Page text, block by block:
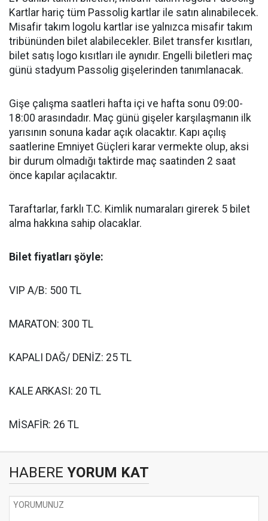
Kartlar hariç tüm Passolig kartlar ile satın alınabilecek.
Misafir takım logolu kartlar ise yalnızca misafir takım
tribününden bilet alabilecekler. Bilet transfer kısıtları,
bilet satış logo kısıtları ile aynıdır. Engelli biletleri maç
günü stadyum Passolig gişelerinden tanımlanacak.
Gişe çalışma saatleri hafta içi ve hafta sonu 09:00-
18:00 arasındadır. Maç günü gişeler karşılaşmanın ilk
yarısının sonuna kadar açık olacaktır. Kapı açılış
saatlerine Emniyet Güçleri karar vermekte olup, aksi
bir durum olmadığı taktirde maç saatinden 2 saat
önce kapılar açılacaktır.
Taraftarlar, farklı T.C. Kimlik numaraları girerek 5 bilet
alma hakkına sahip olacaklar.
Bilet fiyatları şöyle:
VIP A/B: 500 TL
MARATON: 300 TL
KAPALI DAĞ/ DENİZ: 25 TL
KALE ARKASI: 20 TL
MİSAFİR: 26 TL
HABERE YORUM KAT